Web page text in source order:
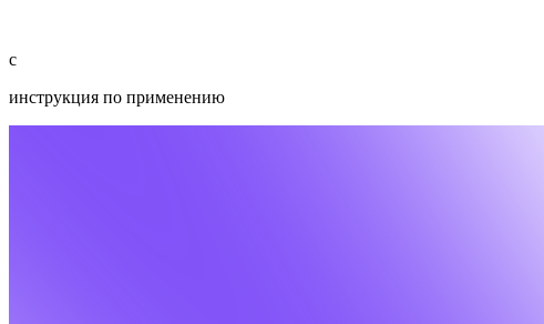
c
инструкция по применению